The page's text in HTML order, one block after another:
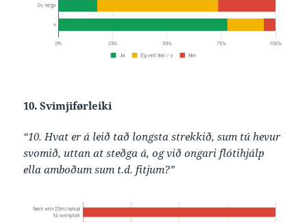
10. Svimjiførleiki
“10. Hvat er á leið tað longsta strekkið, sum tú hevur
svomið, uttan at steðga á, og við ongari flótihjálp
ella amboðum sum t.d. fitjum?”